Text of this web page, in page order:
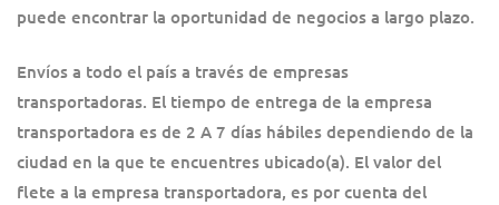
puede encontrar la oportunidad de negocios a largo plazo.
Envíos a todo el país a través de empresas
transportadoras. El tiempo de entrega de la empresa
transportadora es de 2 A 7 días hábiles dependiendo de la
ciudad en la que te encuentres ubicado(a). El valor del
flete a la empresa transportadora, es por cuenta del